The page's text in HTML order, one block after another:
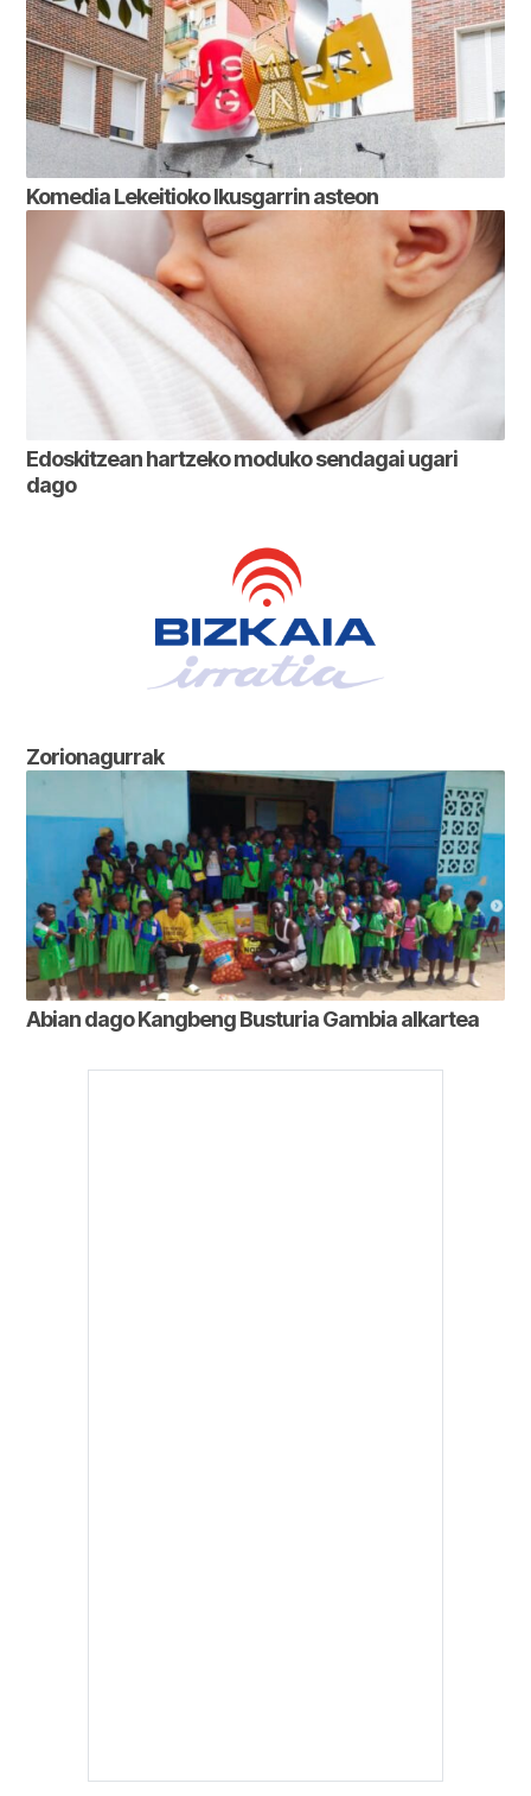
Komedia Lekeitioko Ikusgarrin asteon
Edoskitzean hartzeko moduko sendagai ugari
dago
Zorionagurrak
Abian dago Kangbeng Busturia Gambia alkartea